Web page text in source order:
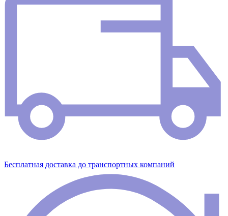
Бесплатная доставка до транспортных компаний